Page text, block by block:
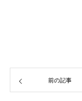
前の記事